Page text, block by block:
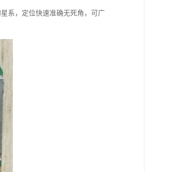
系，定位快速准确无死角，可广